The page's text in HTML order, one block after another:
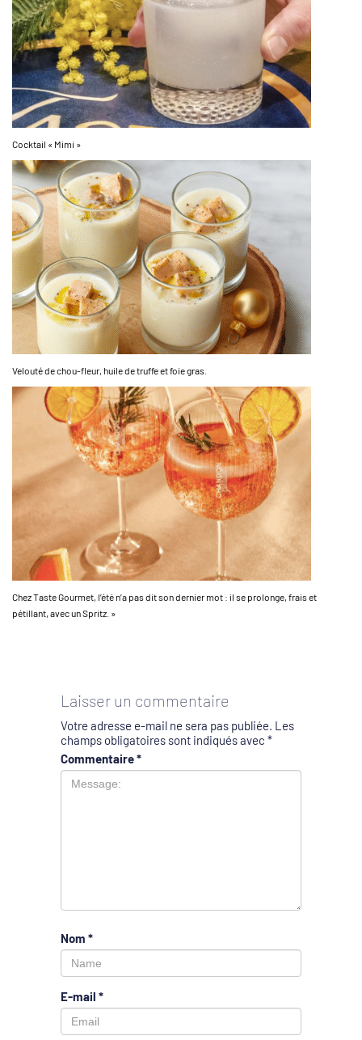
Cocktail « Mimi »
Velouté de chou-fleur, huile de truffe et foie gras.
Chez Taste Gourmet, l’été n’a pas dit son dernier mot : il se prolonge, frais et
pétillant, avec un Spritz. »
Laisser un commentaire
Votre adresse e-mail ne sera pas publiée. Les
champs obligatoires sont indiqués avec *
Commentaire*
Nom *
E-mail *